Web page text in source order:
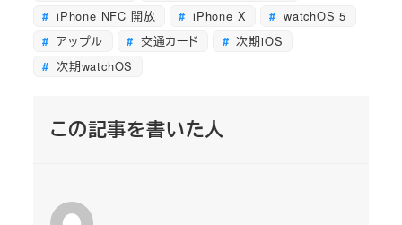
iPhone NFC 開放
iPhone X
watchOS 5
アップル
交通カード
次期iOS
次期watchOS
この記事を書いた人